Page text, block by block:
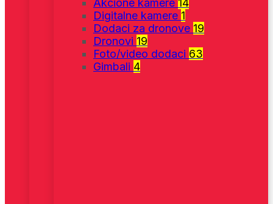
Digitalne kamere 1
Dodaci za dronove 19
Dronovi 19
Foto/video dodaci 63
Gimbali 4